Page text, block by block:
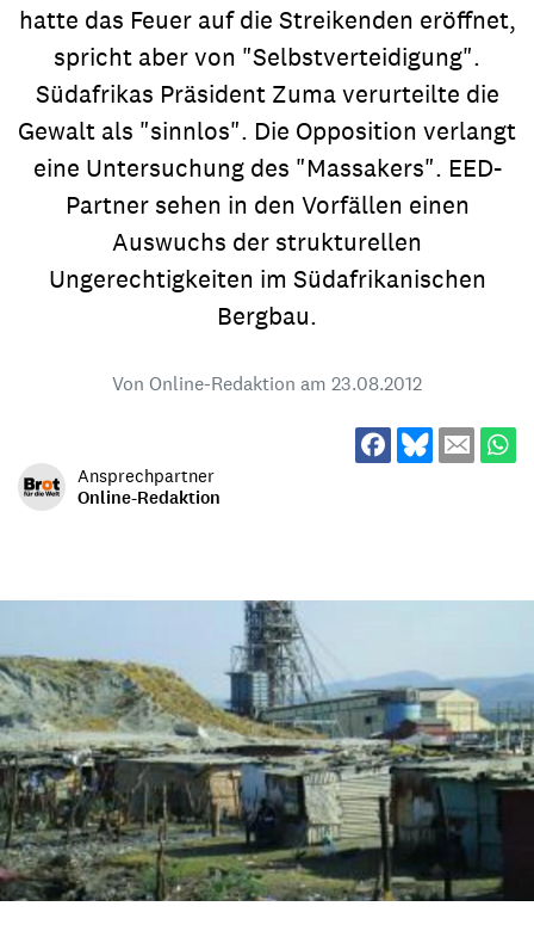
hatte das Feuer auf die Streikenden eröffnet,
spricht aber von "Selbstverteidigung".
Südafrikas Präsident Zuma verurteilte die
Gewalt als "sinnlos". Die Opposition verlangt
eine Untersuchung des "Massakers". EED-
Partner sehen in den Vorfällen einen
Auswuchs der strukturellen
Ungerechtigkeiten im Südafrikanischen
Bergbau.
Von Online-Redaktion am 23.08.2012
Ansprechpartner
Online-Redaktion